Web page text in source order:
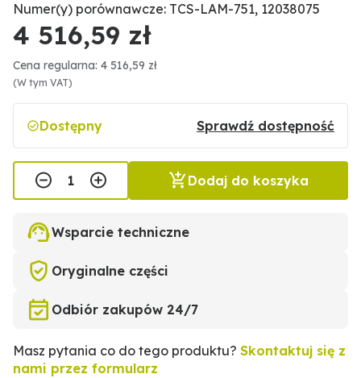
Numer(y) porównawcze: TCS-LAM-751, 12038075
4 516,59 zł
Cena regularna: 4 516,59 zł
(W tym VAT)
Dostępny Sprawdź dostępność
Dodaj do koszyka
Wsparcie techniczne
Oryginalne części
Odbiór zakupów 24/7
Masz pytania co do tego produktu? Skontaktuj się z
nami przez formularz